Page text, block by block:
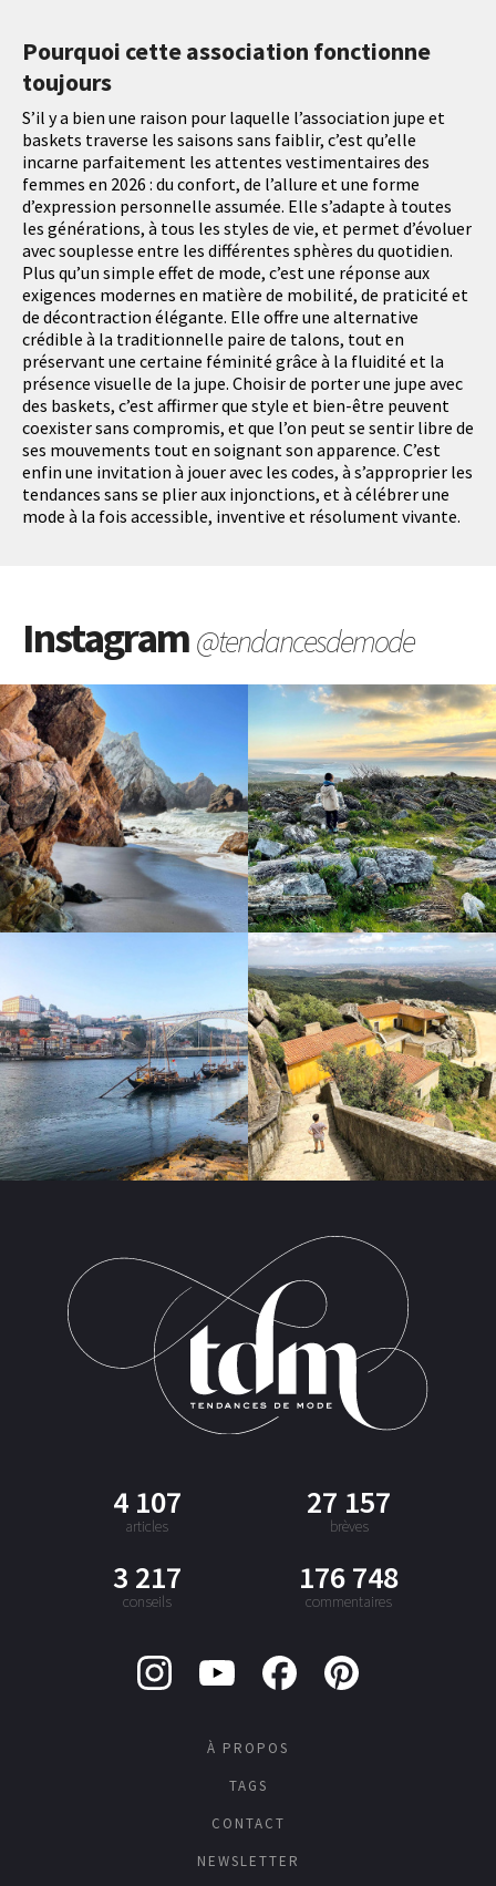
Pourquoi cette association fonctionne
toujours
S’il y a bien une raison pour laquelle l’association jupe et
baskets traverse les saisons sans faiblir, c’est qu’elle
incarne parfaitement les attentes vestimentaires des
femmes en 2026 : du confort, de l’allure et une forme
d’expression personnelle assumée. Elle s’adapte à toutes
les générations, à tous les styles de vie, et permet d’évoluer
avec souplesse entre les différentes sphères du quotidien.
Plus qu’un simple effet de mode, c’est une réponse aux
exigences modernes en matière de mobilité, de praticité et
de décontraction élégante. Elle offre une alternative
crédible à la traditionnelle paire de talons, tout en
préservant une certaine féminité grâce à la fluidité et la
présence visuelle de la jupe. Choisir de porter une jupe avec
des baskets, c’est affirmer que style et bien-être peuvent
coexister sans compromis, et que l’on peut se sentir libre de
ses mouvements tout en soignant son apparence. C’est
enfin une invitation à jouer avec les codes, à s’approprier les
tendances sans se plier aux injonctions, et à célébrer une
mode à la fois accessible, inventive et résolument vivante.
Instagram@tendancesdemode
4 107
articles
27 157
brèves
3 217
conseils
176 748
commentaires
À PROPOS
TAGS
CONTACT
NEWSLETTER